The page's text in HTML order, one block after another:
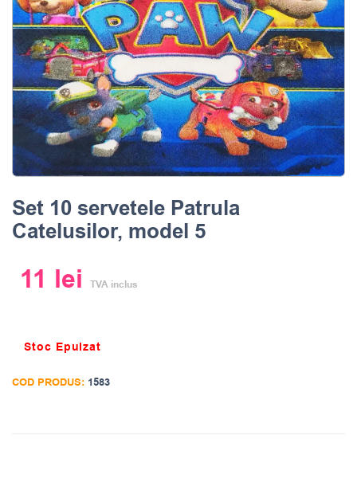
Set 10 servetele Patrula
Catelusilor, model 5
11 lei TVA inclus
Stoc Epuizat
COD PRODUS: 1583